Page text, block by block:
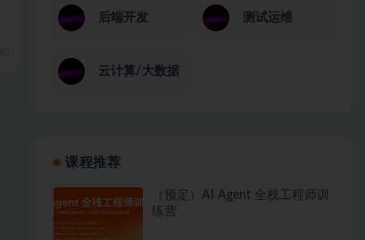
后端开发 测试运维
云计算/大数据
课程推荐
（预定）AI Agent 全栈工程师训
练营